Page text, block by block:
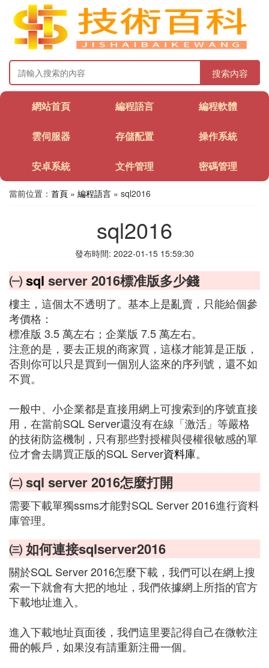
搜索內容
網站首頁 編程語言 編程軟體
雲伺服器 存儲配置 操作系統
安卓系統 文件管理 密碼管理
當前位置： 首頁 » 編程語言 » sql2016
sql2016
發布時間: 2022-01-15 15:59:30
㈠sql server 2016標准版多少錢
樓主，這個太不透明了。基本上是亂賣，只能給個參
考價格：
標准版 3.5 萬左右；企業版 7.5 萬左右。
注意的是，要去正規的商家買，這樣才能算是正版，
否則你可以只是買到一個別人盜來的序列號，還不如
不買。
一般中、小企業都是直接用網上可搜索到的序號直接
用，在當前SQL Server還沒有在線「激活」等嚴格
的技術防盜機制，只有那些對授權與侵權很敏感的單
位才會去購買正版的SQL Server資料庫。
㈡ sql server 2016怎麼打開
需要下載單獨ssms才能對SQL Server 2016進行資料
庫管理。
㈢ 如何連接sqlserver2016
關於SQL Server 2016怎麼下載，我們可以在網上搜
索一下就會有大把的地址，我們依據網上所指的官方
下載地址進入。
進入下載地址頁面後，我們這里要記得自己在微軟注
冊的帳戶，如果沒有請重新注冊一個。